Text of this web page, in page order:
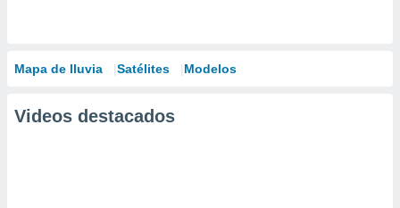
Mapa de lluvia Satélites Modelos
Videos destacados